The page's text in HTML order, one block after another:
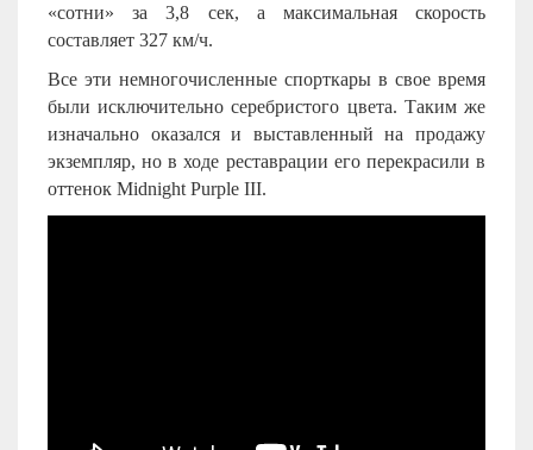
«сотни» за 3,8 сек, а максимальная скорость
составляет 327 км/ч.
Все эти немногочисленные спорткары в свое время
были исключительно серебристого цвета. Таким же
изначально оказался и выставленный на продажу
экземпляр, но в ходе реставрации его перекрасили в
оттенок Midnight Purple III.